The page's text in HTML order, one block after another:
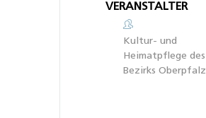
VERANSTALTER
Kultur- und
Heimatpflege des
Bezirks Oberpfalz